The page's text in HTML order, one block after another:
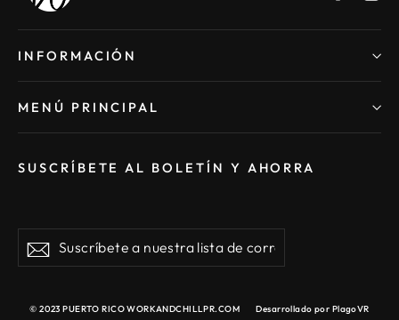
INFORMACIÓN
MENÚ PRINCIPAL
SUSCRÍBETE AL BOLETÍN Y AHORRA
de
Suscribir
© 2023 PUERTO RICO WORKANDCHILLPR.COM Desarrollado por PlagoVR